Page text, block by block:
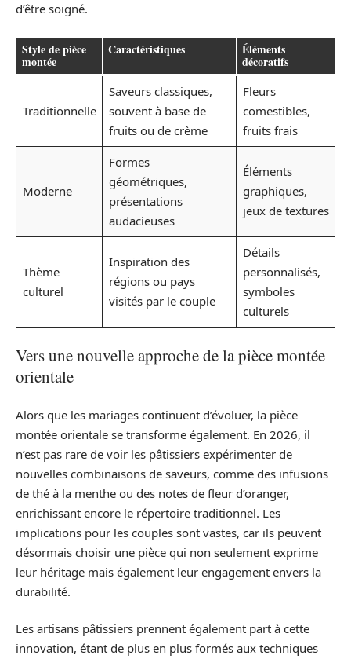
d’être soigné.
Style de pièce
montée
Caractéristiques Éléments
décoratifs
Traditionnelle
Saveurs classiques,
souvent à base de
fruits ou de crème
Fleurs
comestibles,
fruits frais
Moderne
Formes
géométriques,
présentations
audacieuses
Éléments
graphiques,
jeux de textures
Thème
culturel
Inspiration des
régions ou pays
visités par le couple
Détails
personnalisés,
symboles
culturels
Vers une nouvelle approche de la pièce montée
orientale
Alors que les mariages continuent d’évoluer, la pièce
montée orientale se transforme également. En 2026, il
n’est pas rare de voir les pâtissiers expérimenter de
nouvelles combinaisons de saveurs, comme des infusions
de thé à la menthe ou des notes de fleur d’oranger,
enrichissant encore le répertoire traditionnel. Les
implications pour les couples sont vastes, car ils peuvent
désormais choisir une pièce qui non seulement exprime
leur héritage mais également leur engagement envers la
durabilité.
Les artisans pâtissiers prennent également part à cette
innovation, étant de plus en plus formés aux techniques